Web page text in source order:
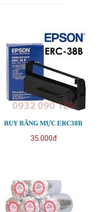
RUY BĂNG MỰC ERC38B
35.000đ